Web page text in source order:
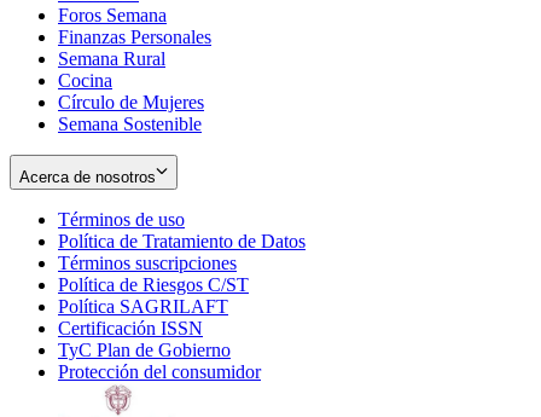
window
Foros Semana
Finanzas Personales
Semana Rural
Cocina
Círculo de Mujeres
Semana Sostenible
Acerca de nosotros
Términos de uso
in
new
window
Política de Tratamiento de Datos
Términos suscripciones
in
Política de Riesgos C/ST
Política SAGRILAFT
new
window
Certificación ISSN
in
new
TyC Plan de Gobierno
in
Protección del consumidorOpens